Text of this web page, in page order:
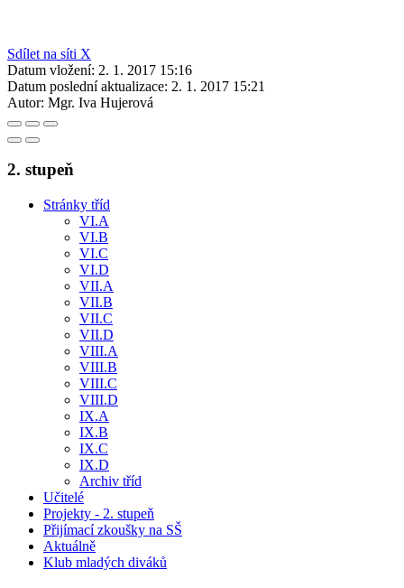
Sdílet na síti X
Datum vložení: 2. 1. 2017 15:16
Datum poslední aktualizace: 2. 1. 2017 15:21
Autor: Mgr. Iva Hujerová
2. stupeň
Stránky tříd
VI.A
VI.B
VI.C
VI.D
VII.A
VII.B
VII.C
VII.D
VIII.A
VIII.B
VIII.C
VIII.D
IX.A
IX.B
IX.C
IX.D
Archiv tříd
Učitelé
Projekty - 2. stupeň
Přijímací zkoušky na SŠ
Aktuálně
Klub mladých diváků